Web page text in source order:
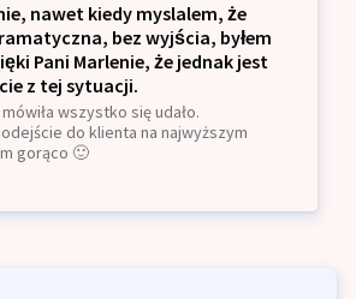
nawet kiedy myslalem, że
bez wyjścia, byłem
Pani Marlenie, że jednak jest
z tej sytuacji.
wszystko się udało.
do klienta na najwyższym
gorąco 🙂